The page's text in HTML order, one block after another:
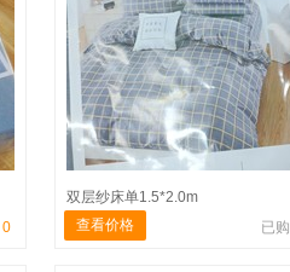
0
双层纱床单1.5*2.0m
查看价格
已